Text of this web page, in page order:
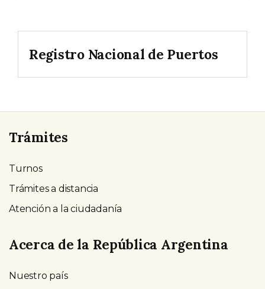
Registro Nacional de Puertos
Trámites
Turnos
Trámites a distancia
Atención a la ciudadanía
Acerca de la República Argentina
Nuestro país